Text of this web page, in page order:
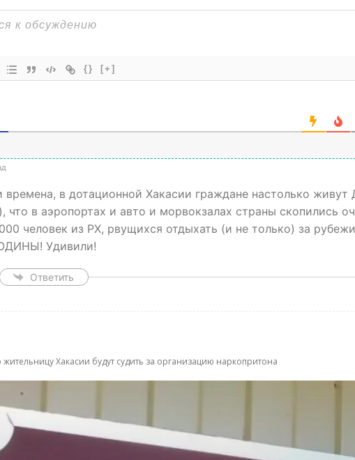
{} [+]
времена, в дотационной Хакасии граждане настолько
что в аэропортах и авто и морвокзалах страны скопились
человек из РХ, рвущихся отдыхать (и не только) за
Удивили!
Ответить